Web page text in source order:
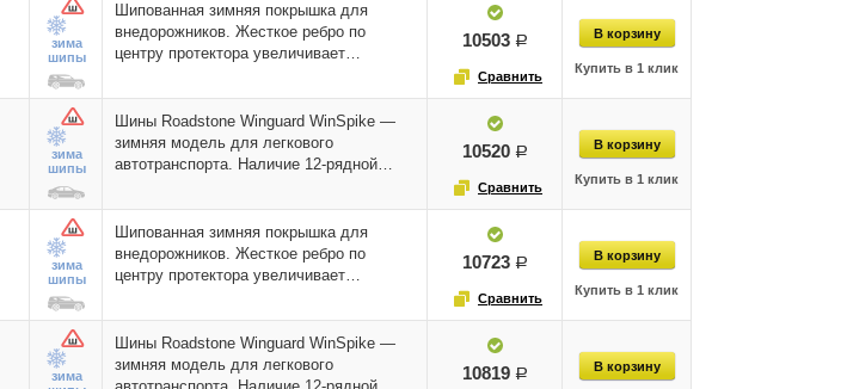
зима
шипы
Шипованная зимняя покрышка для
внедорожников. Жесткое ребро по
центру протектора увеличивает…
10503 руб.
зима
шипы
Шины Roadstone Winguard WinSpike —
зимняя модель для легкового
автотранспорта. Наличие 12-рядной…
10520 руб.
зима
шипы
Шипованная зимняя покрышка для
внедорожников. Жесткое ребро по
центру протектора увеличивает…
10723 руб.
зима
Шины Roadstone Winguard WinSpike —
зимняя модель для легкового
10819 руб.